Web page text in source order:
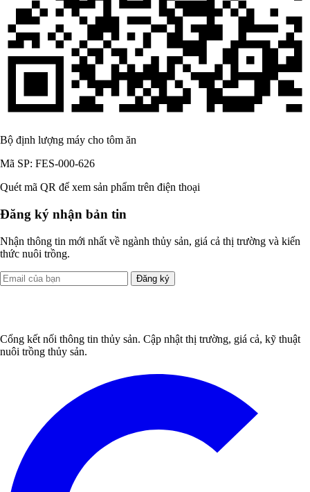
Bộ định lượng máy cho tôm ăn
Mã SP: FES-000-626
Quét mã QR để xem sản phẩm trên điện thoại
Đăng ký nhận bản tin
Nhận thông tin mới nhất về ngành thủy sản, giá cả thị trường và kiến
thức nuôi trồng.
Đăng ký
Cổng kết nối thông tin thủy sản. Cập nhật thị trường, giá cả, kỹ thuật
nuôi trồng thủy sản.